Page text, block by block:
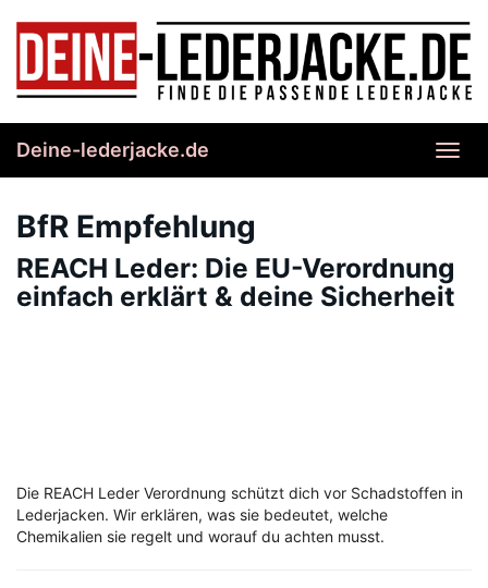
content
Deine-lederjacke.de
BfR Empfehlung
REACH Leder: Die EU-Verordnung
einfach erklärt & deine Sicherheit
Die REACH Leder Verordnung schützt dich vor Schadstoffen in
Lederjacken. Wir erklären, was sie bedeutet, welche
Chemikalien sie regelt und worauf du achten musst.